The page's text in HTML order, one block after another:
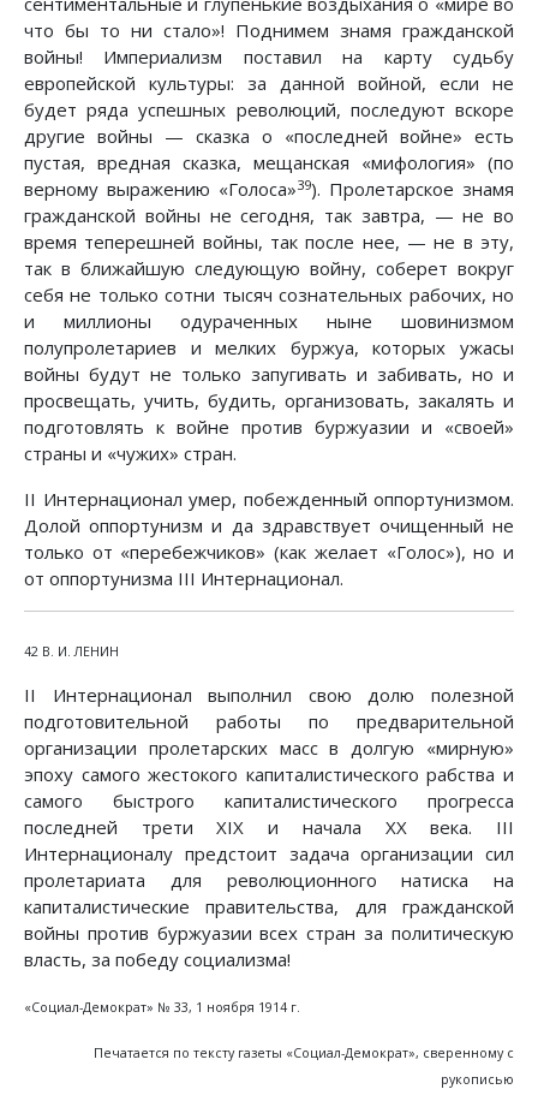
что бы то ни стало»! Поднимем знамя гражданской
войны! Империализм поставил на карту судьбу
европейской культуры: за данной войной, если не
будет ряда успешных революций, последуют вскоре
другие войны — сказка о «последней войне» есть
пустая, вредная сказка, мещанская «мифология» (по
верному выражению «Голоса»39). Пролетарское знамя
гражданской войны не сегодня, так завтра, — не во
время теперешней войны, так после нее, — не в эту,
так в ближайшую следующую войну, соберет вокруг
себя не только сотни тысяч сознательных рабочих, но
и миллионы одураченных ныне шовинизмом
полупролетариев и мелких буржуа, которых ужасы
войны будут не только запугивать и забивать, но и
просвещать, учить, будить, организовать, закалять и
подготовлять к войне против буржуазии и «своей»
страны и «чужих» стран.
II Интернационал умер, побежденный оппортунизмом.
Долой оппортунизм и да здравствует очищенный не
только от «перебежчиков» (как желает «Голос»), но и
от оппортунизма III Интернационал.
42 В. И. ЛЕНИН
II Интернационал выполнил свою долю полезной
подготовительной работы по предварительной
организации пролетарских масс в долгую «мирную»
эпоху самого жестокого капиталистического рабства и
самого быстрого капиталистического прогресса
последней трети XIX и начала XX века. III
Интернационалу предстоит задача организации сил
пролетариата для революционного натиска на
капиталистические правительства, для гражданской
войны против буржуазии всех стран за политическую
власть, за победу социализма!
«Социал-Демократ» № 33, 1 ноября 1914 г.
Печатается по тексту газеты «Социал-Демократ», сверенному с
рукописью